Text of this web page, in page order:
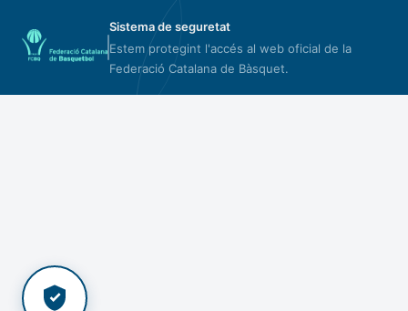
Sistema de seguretat
Estem protegint l'accés al web oficial de la
Federació Catalana de Bàsquet.